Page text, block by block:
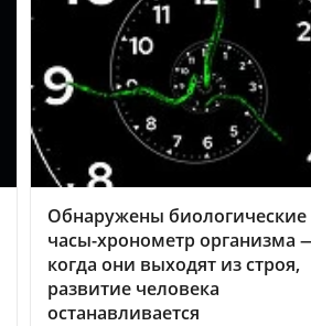
Обнаружены биологические
часы-хронометр организма
когда они выходят из строя,
развитие человека
останавливается